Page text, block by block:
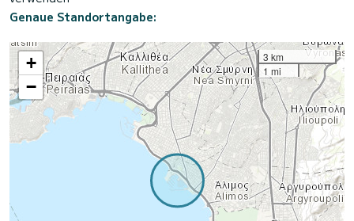
Genaue Standortangabe:
+
−
3 km
1 mi